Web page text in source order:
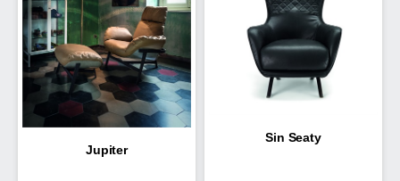
Jupiter
Sin Seaty